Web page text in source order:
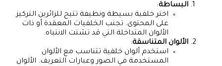
البساطة:
اختر خلفية بسيطة ونظيفة تتيح للزائرين التركيز
على المحتوى. تجنب الخلفيات المعقدة أو ذات
الألوان المتداخلة التي قد تشتت الانتباه.
الألوان المتناسقة:
استخدم ألوان خلفية تتناسب مع الألوان
المستخدمة في الصور وعبارات التعريف. الألوان